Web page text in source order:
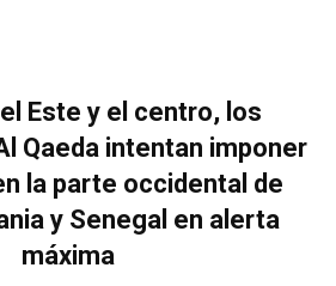
Este y el centro, los
Qaeda intentan imponer
la parte occidental de
y Senegal en alerta
máxima